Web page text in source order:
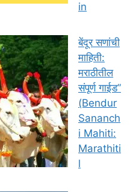
in
बेंदूर सणांची
माहिती:
मराठीतील
संपूर्ण गाईड”
(Bendur
Sananch
i Mahiti:
Marathiti
l